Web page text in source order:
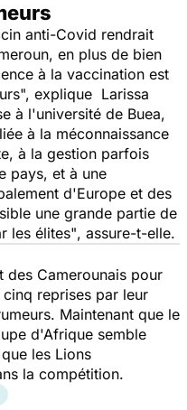
anti-Covid rendrait
en plus de bien
à la vaccination est
", explique Larissa
à l'université de Buea,
à la méconnaissance
à la gestion parfois
pays, et à une
d'Europe et des
une grande partie de
les élites", assure-t-elle.
des Camerounais pour
reprises par leur
Maintenant que le
d'Afrique semble
les Lions
la compétition.